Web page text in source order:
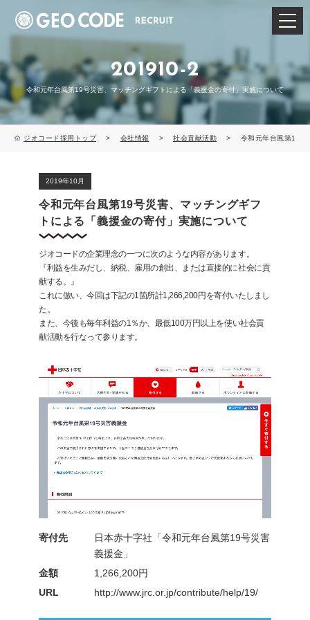
201910-2
令和元年台風第19号災害、マッチングギフトによる「義援金の寄付」実施について
ジオコード採用トップ> 会社情報 > 社会貢献活動 > 令和元年台風第19号災
2019年10月
令和元年台風第19号災害、マッチングギフ
トによる「義援金の寄付」実施について
ジオコードの企業理念の一つに次のような内容があります。
『利益を生みだし、納税、雇用の創出、または直接的に社会に貢
献する。』
これに倣い、今回は下記の1箇所計1,266,200円を寄付いたしまし
た。
また、今後も毎年利益の1％か、最低100万円以上を使い社会貢
献活動を行なって参ります。
寄付先
日本赤十字社「令和元年台風第19号災害
義援金」
金額
1,266,200円
URL
http://www.jrc.or.jp/contribute/help/19/